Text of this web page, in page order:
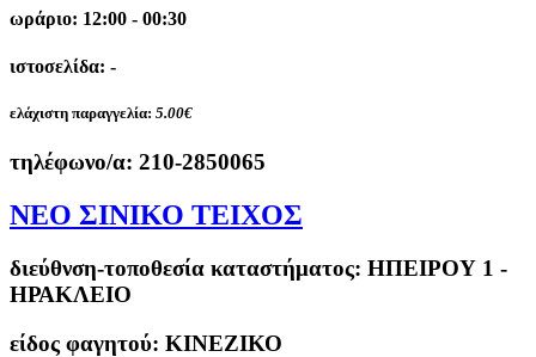
ωράριο: 12:00 - 00:30
ιστοσελίδα: -
ελάχιστη παραγγελία: 5.00€
τηλέφωνο/α: 210-2850065
ΝΕΟ ΣΙΝΙΚΟ ΤΕΙΧΟΣ
διεύθνση-τοποθεσία καταστήματος: ΗΠΕΙΡΟΥ 1 -
ΗΡΑΚΛΕΙΟ
είδος φαγητού: ΚΙΝΕΖΙΚΟ